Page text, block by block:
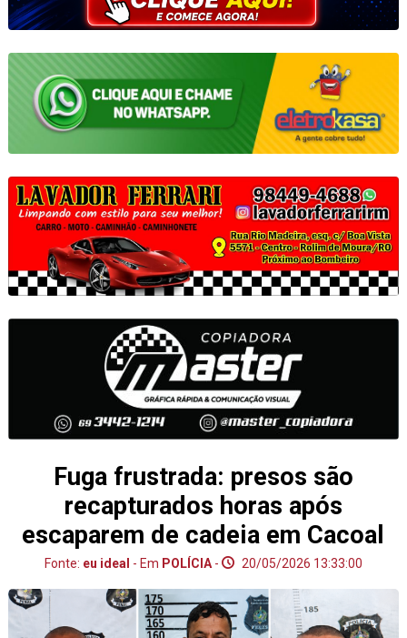
Fuga frustrada: presos são
recapturados horas após
escaparem de cadeia em Cacoal
Fonte: eu ideal - Em POLÍCIA- 20/05/2026 13:33:00